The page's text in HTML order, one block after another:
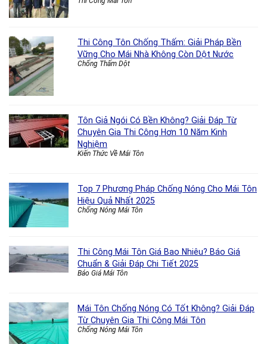
Thi Công Tôn Chống Thấm: Giải Pháp Bền
Vững Cho Mái Nhà Không Còn Dột Nước
Chống Thấm Dột
Tôn Giả Ngói Có Bền Không? Giải Đáp Từ
Chuyên Gia Thi Công Hơn 10 Năm Kinh
Nghiệm
Kiến Thức Về Mái Tôn
Top 7 Phương Pháp Chống Nóng Cho Mái Tôn
Hiệu Quả Nhất 2025
Chống Nóng Mái Tôn
Thi Công Mái Tôn Giá Bao Nhiêu? Báo Giá
Chuẩn & Giải Đáp Chi Tiết 2025
Báo Giá Mái Tôn
Mái Tôn Chống Nóng Có Tốt Không? Giải Đáp
Từ Chuyên Gia Thi Công Mái Tôn
Chống Nóng Mái Tôn